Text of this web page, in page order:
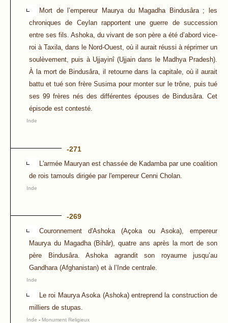
Mort de l’empereur Maurya du Magadha Bindusâra ; les
chroniques de Ceylan rapportent une guerre de succession
entre ses fils. Ashoka, du vivant de son père a été d’abord vice-
roi à Taxila, dans le Nord-Ouest, où il aurait réussi à réprimer un
soulèvement, puis à Ujjayinî (Ujjain dans le Madhya Pradesh).
À la mort de Bindusâra, il retourne dans la capitale, où il aurait
battu et tué son frère Susima pour monter sur le trône, puis tué
ses 99 frères nés des différentes épouses de Bindusâra. Cet
épisode est contesté.
Inde
-271
L'armée Mauryan est chassée de Kadamba par une coalition
de rois tamouls dirigée par l'empereur Cenni Cholan.
Inde
-269
Couronnement d'Ashoka (Açoka ou Asoka), empereur
Maurya du Magadha (Bihâr), quatre ans après la mort de son
père Bindusâra. Ashoka agrandit son royaume jusqu’au
Gandhara (Afghanistan) et à l’Inde centrale.
Inde
Le roi Maurya Asoka (Ashoka) entreprend la construction de
milliers de stupas.
Inde - Monument Religieux